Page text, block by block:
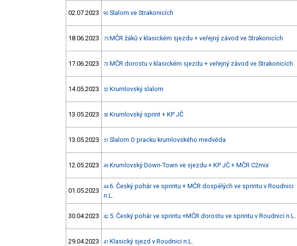
02.07.2023 90 Slalom ve Strakonicích
18.06.2023 75 MČR žáků v klasickém sjezdu + veřejný závod ve Strakonicích
17.06.2023 73 MČR dorostu v klasickém sjezdu + veřejný závod ve Strakonicích
14.05.2023 52 Krumlovský slalom
13.05.2023 50 Krumlovský sprint + KP JČ
13.05.2023 51 Slalom O pracku krumlovského medvěda
12.05.2023 49 Krumlovský Down-Town ve sjezdu + KP JČ + MČR C2mix
01.05.2023 44 6. Český pohár ve sprintu + MČR dospělých ve sprintu v Roudnici
n.L.
30.04.2023 42 5. Český pohár ve sprintu +MČR dorostu ve sprintu v Roudnici n.L.
29.04.2023 41 Klasický sjezd v Roudnici n.L.